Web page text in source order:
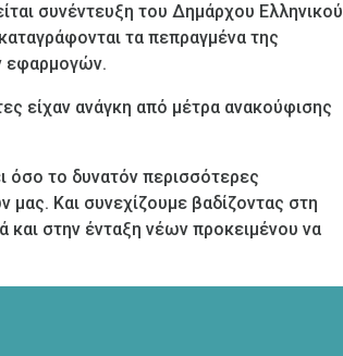
συνέντευξη του Δημάρχου Ελληνικού
τα πεπραγμένα της
εφαρμογών.
είχαν ανάγκη από μέτρα ανακούφισης
όσο το δυνατόν περισσότερες
Και συνεχίζουμε βαδίζοντας στη
στην ένταξη νέων προκειμένου να